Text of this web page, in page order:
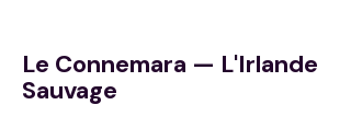
Le Connemara — L'Irlande
Sauvage